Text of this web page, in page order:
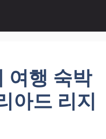
여행 숙박
아드 리지